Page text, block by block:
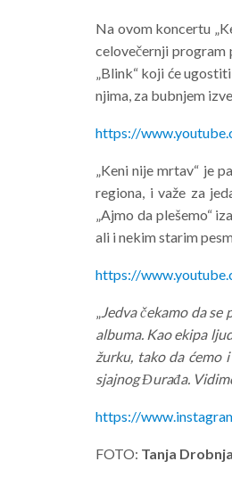
Na ovom koncertu
celovečernji program
„Blink“ koji će
njima, za bubnjem
https://
„Keni nije mrtav“ je
regiona, i važe za
„Ajmo da plešemo“
ali i nekim starim
https://
„Jedva čekamo da
albuma. Kao ekipa
žurku, tako da ćemo
sjajnog Đurađa.
https://
FOTO: Tanja